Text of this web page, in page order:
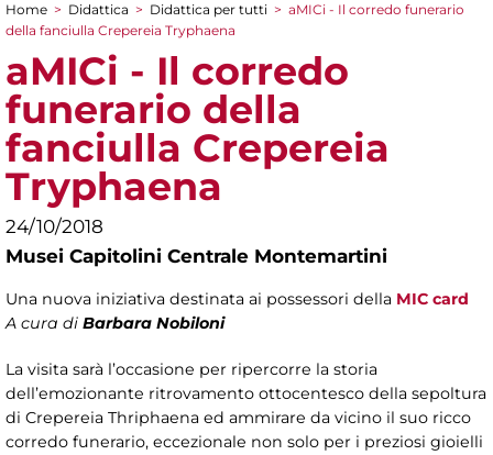
Tu sei qui
Home > Didattica > Didattica per tutti > aMICi - Il corredo funerario
della fanciulla Crepereia Tryphaena
aMICi - Il corredo
funerario della
fanciulla Crepereia
Tryphaena
24/10/2018
Musei Capitolini Centrale Montemartini
Una nuova iniziativa destinata ai possessori della MIC card
A cura di Barbara Nobiloni
La visita sarà l’occasione per ripercorre la storia
dell’emozionante ritrovamento ottocentesco della sepoltura
di Crepereia Thriphaena ed ammirare da vicino il suo ricco
corredo funerario, eccezionale non solo per i preziosi gioielli